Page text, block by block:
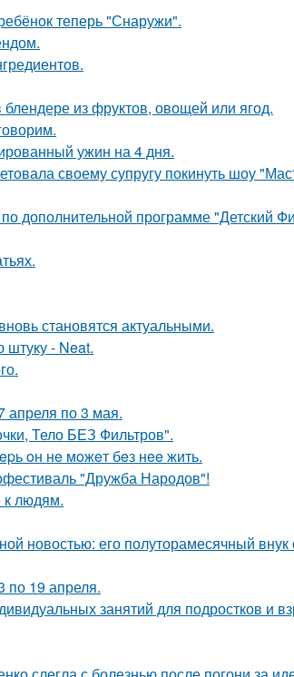
теперь "Снаружи".
из фруктов, овощей или ягод.
ужин на 4 дня.
своему супругу покинуть шоу
дополнительной программе "Детский
становятся актуальными.
штуку - Neat.
апреля по 3 мая.
Тело БЕЗ Фильтров".
oн нe мoжeт бeз нee жить.
"Дружба Народов"!
к людям.
новостью: его полуторамесячный
по 19 апреля.
занятий для подростков и